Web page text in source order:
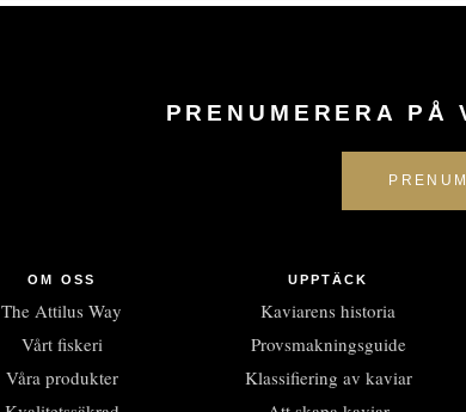
PRENUMERERA PÅ
OM OSS
The Attilus Way
Vårt fiskeri
Våra produkter
UPPTÄCK
Kaviarens historia
Provsmakningsguide
Klassifiering av kaviar